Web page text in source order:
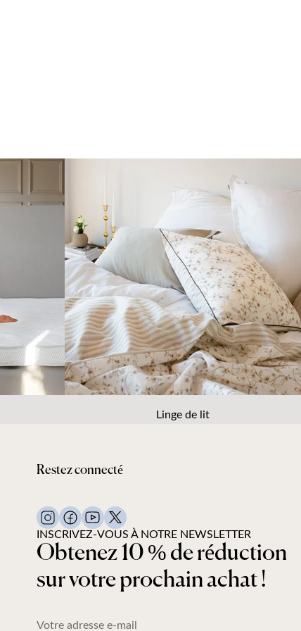
Linge de lit
Restez connecté
INSCRIVEZ-VOUS À NOTRE NEWSLETTER
Obtenez 10 % de réduction
sur votre prochain achat !
Votre adresse e-mail